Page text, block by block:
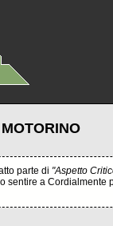
MOTORINO
parte di "Aspetto
sentire a Cordialmente